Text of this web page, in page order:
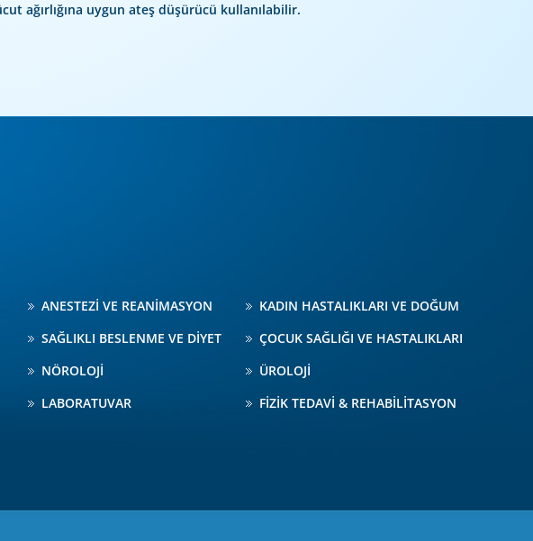
ağırlığına uygun ateş düşürücü kullanılabilir.
ANESTEZİ VE REANİMASYON
KADIN HASTALIKLARI VE DOĞUM
SAĞLIKLI BESLENME VE DİYET
ÇOCUK SAĞLIĞI VE HASTALIKLARI
NÖROLOJİ
ÜROLOJİ
LABORATUVAR
FİZİK TEDAVİ & REHABİLİTASYON